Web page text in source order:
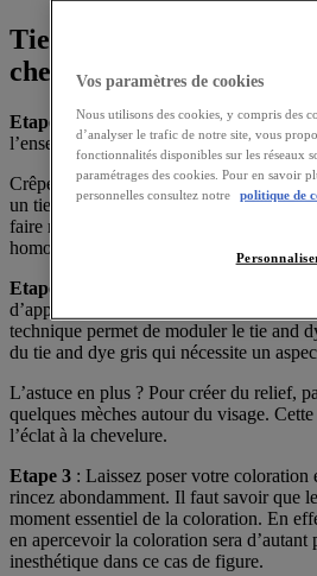
Tie and dye gris,
chez soi ?
Etape 1
: Dans un premier temps il est
l’ensemble de la chevelure.
Crêper l’intégralité de la masse
un tie and dye subtilement fondu dans la
faire ressortir des mèches diverses et de
homogène, et naturel lors de l'application
Etape 2
: Munie de votre kit de
d’appliquer la coloration des pointes vers
technique permet de moduler le tie and
du tie and dye gris qui nécessite un
L’astuce en plus ? Pour créer du relief,
quelques mèches autour du visage.
l’éclat à la chevelure.
Etape 3 : Laissez poser votre coloration
rincez abondamment. Il faut savoir que
moment essentiel de la coloration. En
en apercevoir la coloration sera d’autant
inesthétique dans ce cas de figure.
Vos paramètres de cookies
Nous utilisons des cookies, y compris des
d’analyser le trafic de notre site, vous
fonctionnalités disponibles sur les réseaux
paramétrages des cookies. Pour en savoir
personnelles consultez notre
politique de